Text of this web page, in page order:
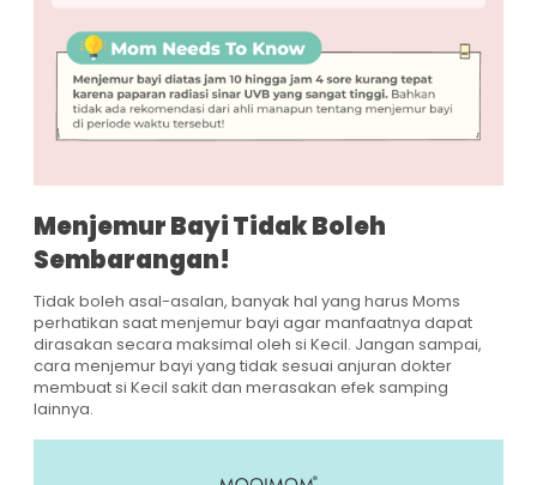
Menjemur Bayi Tidak Boleh
Sembarangan!
Tidak boleh asal-asalan, banyak hal yang harus Moms
perhatikan saat menjemur bayi agar manfaatnya dapat
dirasakan secara maksimal oleh si Kecil. Jangan sampai,
cara menjemur bayi yang tidak sesuai anjuran dokter
membuat si Kecil sakit dan merasakan efek samping
lainnya.